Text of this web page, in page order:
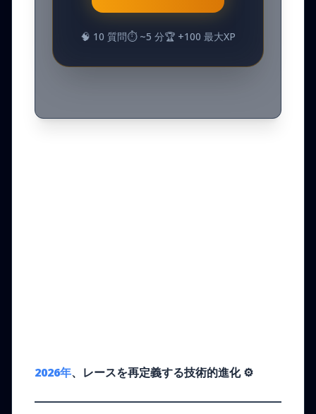
🧠 10 質問⏱️ ~5 分🏆 +100 最大XP
2026年、レースを再定義する技術的進化⚙️